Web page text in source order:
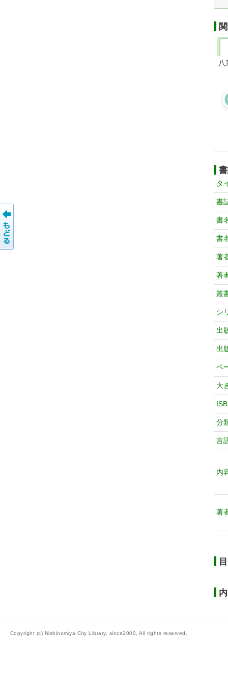
八
タ
書
書
書
著
著
叢
シ
出
出
ペ
大
分
言
内
著
Copyright (c) Nishinomiya City Library, since2000, All rights reserved.